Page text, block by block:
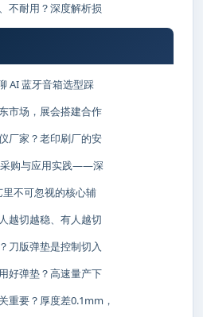
不耐用？深度解析损
AI 蓝牙音箱选型踩
市场，展会搭建合作
厂家？老印刷厂的安
采购与应用实践——深
不可忽视的核心辅
越切越稳、有人越切
刀版弹垫是控制切入
好弹垫？高速量产下
重要？厚度差0.1mm，